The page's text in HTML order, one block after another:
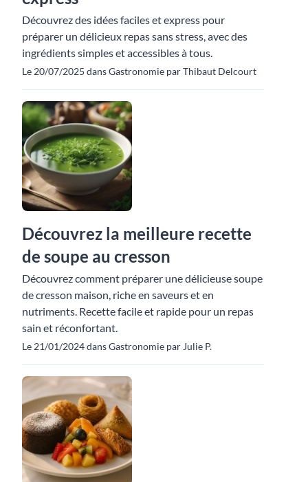
Découvrez des idées faciles et express pour
préparer un délicieux repas sans stress, avec des
ingrédients simples et accessibles à tous.
Le 20/07/2025 dans Gastronomie par Thibaut Delcourt
Découvrez la meilleure recette
de soupe au cresson
Découvrez comment préparer une délicieuse soupe
de cresson maison, riche en saveurs et en
nutriments. Recette facile et rapide pour un repas
sain et réconfortant.
Le 21/01/2024 dans Gastronomie par Julie P.